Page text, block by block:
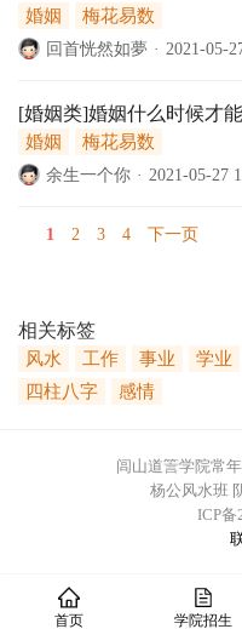
婚姻 梅花易数
回首恍然如夢 · 2021-05-
[婚姻类]婚姻什么时候才
婚姻 梅花易数
余生一个你 · 2021-05-27
1 2 3 4 下一页
相关标签
风水 工作 事业 学业
四柱八字
感情
闾山道䇾学院常
杨公风水班
ICP备
首页 学院招生